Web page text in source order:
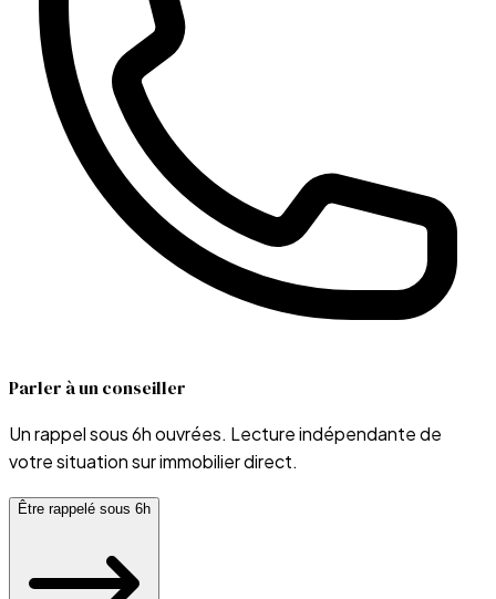
Parler à un conseiller
Un rappel sous 6h ouvrées. Lecture indépendante de
votre situation surimmobilier direct.
Être rappelé sous 6h